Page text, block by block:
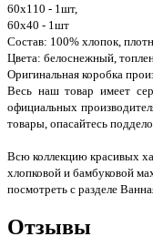
60х110 - 1шт,
60х40 - 1шт
Состав: 100% хлопок,
Цвета: белоснежный,
Оригинальная коробка
Весь наш товар имеет
официальных
товары, опасайтесь
Всю коллекцию красивых
хлопковой и бамбуковой
посмотреть с разделе
Отзывы